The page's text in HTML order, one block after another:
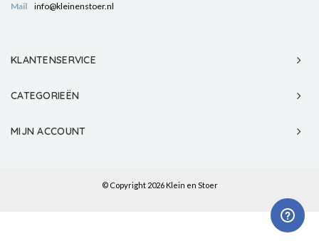
Mail info@kleinenstoer.nl
KLANTENSERVICE
CATEGORIEËN
MIJN ACCOUNT
© Copyright 2026 Klein en Stoer